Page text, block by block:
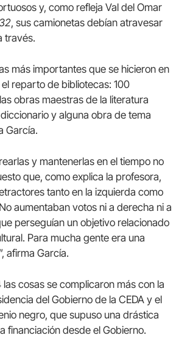
y, como refleja Val del Omar
, sus camionetas debían atravesar
través.
más importantes que se hicieron en
reparto de bibliotecas: 100
obras maestras de la literatura
y alguna obra de tema
García.
y mantenerlas en el tiempo no
que, como explica la profesora,
tanto en la izquierda como
aumentaban votos ni a derecha ni a
perseguían un objetivo relacionado
Para mucha gente era una
afirma García.
cosas se complicaron más con la
del Gobierno de la CEDA y el
negro, que supuso una drástica
financiación desde el Gobierno.